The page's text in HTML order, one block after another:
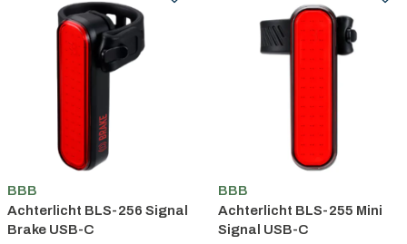
BBB
Achterlicht BLS-256 Signal
Brake USB-C
BBB
Achterlicht BLS-255 Mini
Signal USB-C